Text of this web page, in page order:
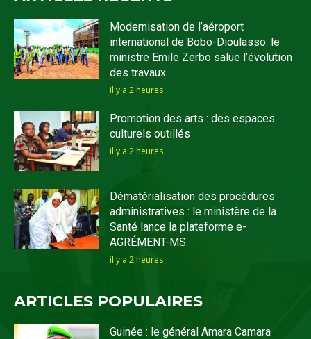
Modernisation de l’aéroport
international de Bobo-Dioulasso: le
ministre Emile Zerbo salue l’évolution
des travaux
il y'a 2 heures
Promotion des arts : des espaces
culturels outillés
il y'a 2 heures
Dématérialisation des procédures
administratives : le ministère de la
Santé lance la plateforme e-
AGRÉMENT-MS
il y'a 2 heures
ARTICLES POPULAIRES
Guinée : le général Amara Camara